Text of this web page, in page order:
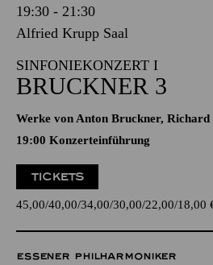
19:30 - 21:30
Alfried Krupp Saal
SINFONIEKONZERT I
BRUCKNER 3
Werke von Anton Bruckner, Richard
19:00 Konzerteinführung
TICKETS
45,00 40,00 34,00 30,00 22,00 18,00
ESSENER PHILHARMONIKER